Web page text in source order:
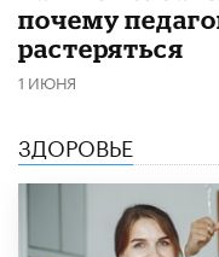
почему
растеряться
1 ИЮНЯ
ЗДОРОВЬЕ